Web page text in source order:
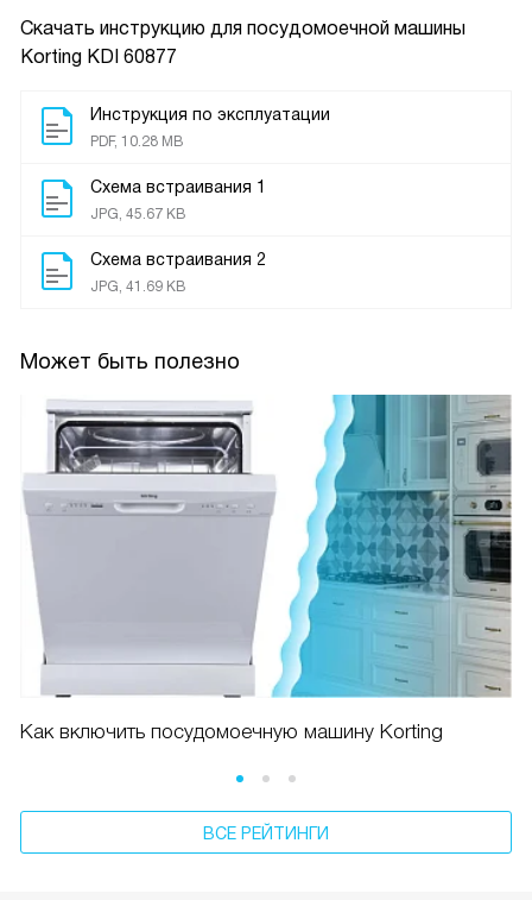
Скачать инструкцию для посудомоечной машины
Korting KDI 60877
Инструкция по эксплуатации
PDF, 10.28 MB
Схема встраивания 1
JPG, 45.67 KB
Схема встраивания 2
JPG, 41.69 KB
Может быть полезно
Как включить посудомоечную машину Korting
ВСЕ РЕЙТИНГИ